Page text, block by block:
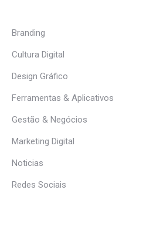
Branding
Cultura Digital
Design Gráfico
Ferramentas & Aplicativos
Gestão & Negócios
Marketing Digital
Noticias
Redes Sociais